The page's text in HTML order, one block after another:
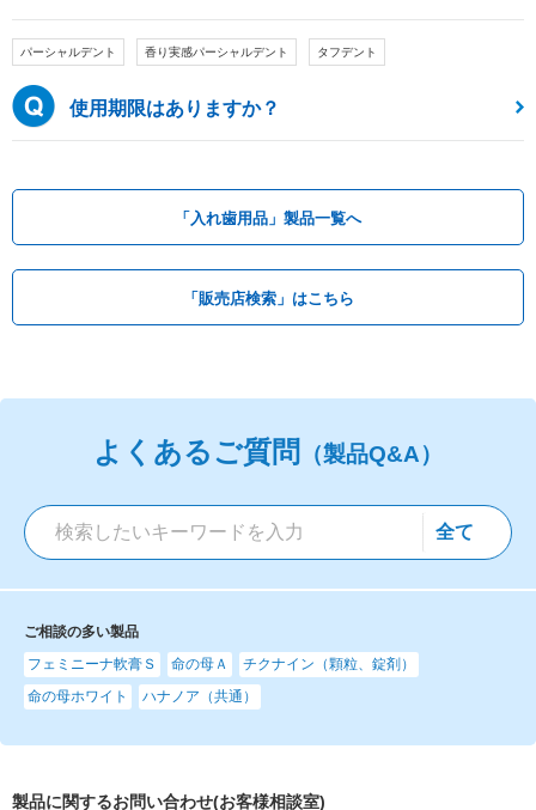
パーシャルデント 香り実感パーシャルデント タフデント
使用期限はありますか？
「入れ歯用品」製品一覧へ
「販売店検索」はこちら
よくあるご質問 （製品Q&A）
ご相談の多い製品
フェミニーナ軟膏Ｓ
命の母Ａ
チクナイン（顆粒、錠剤）
命の母ホワイト
ハナノア（共通）
製品に関するお問い合わせ(お客様相談室)